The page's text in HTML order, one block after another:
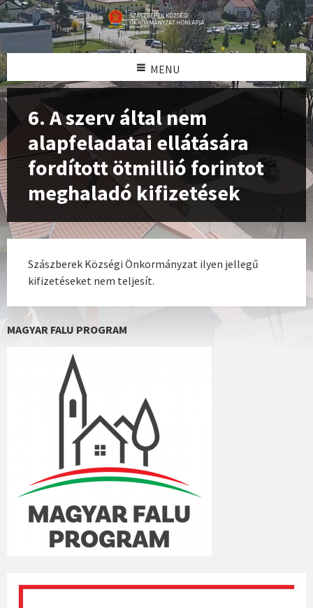
MENU
6. A szerv által nem
alapfeladatai ellátására
fordított ötmillió forintot
meghaladó kifizetések
Szászberek Községi Önkormányzat ilyen jellegű
kifizetéseket nem teljesít.
MAGYAR FALU PROGRAM